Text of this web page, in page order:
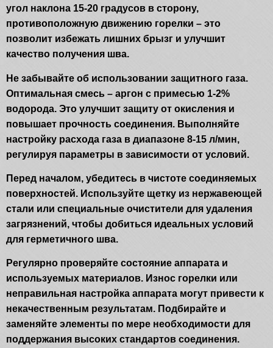
угол наклона 15-20 градусов в сторону,
противоположную движению горелки – это
позволит избежать лишних брызг и улучшит
качество получения шва.
Не забывайте об использовании защитного газа.
Оптимальная смесь – аргон с примесью 1-2%
водорода. Это улучшит защиту от окисления и
повышает прочность соединения. Выполняйте
настройку расхода газа в диапазоне 8-15 л/мин,
регулируя параметры в зависимости от условий.
Перед началом, убедитесь в чистоте соединяемых
поверхностей. Используйте щетку из нержавеющей
стали или специальные очистители для удаления
загрязнений, чтобы добиться идеальных условий
для герметичного шва.
Регулярно проверяйте состояние аппарата и
используемых материалов. Износ горелки или
неправильная настройка аппарата могут привести к
некачественным результатам. Подбирайте и
заменяйте элементы по мере необходимости для
поддержания высоких стандартов соединения.